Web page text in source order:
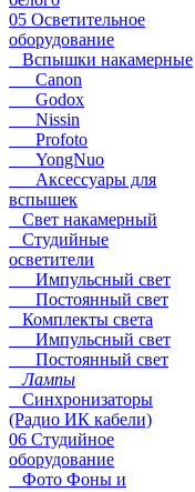
05 Осветительное
оборудование
Вспышки накамерные
Canon
Godox
Nissin
Profoto
YongNuo
Аксессуары для
вспышек
Свет накамерный
Студийные
осветители
Импульсный свет
Постоянный свет
Комплекты света
Импульсный свет
Постоянный свет
Лампы
Синхронизаторы
(Радио ИК кабели)
06 Студийное
оборудование
Фото Фоны и